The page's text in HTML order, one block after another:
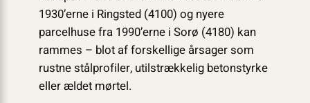
1930’erne i Ringsted (4100) og nyere
parcelhuse fra 1990’erne i Sorø (4180) kan
rammes – blot af forskellige årsager som
rustne stålprofiler, utilstrækkelig betonstyrke
eller ældet mørtel.